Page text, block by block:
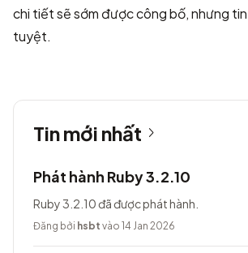
chi tiết sẽ sớm được công bố, nhưng
tuyệt.
Tin mới nhất
Phát hành Ruby 3.2.10
Ruby 3.2.10 đã được phát hành.
Đăng bởi hsbt vào 14 Jan 2026